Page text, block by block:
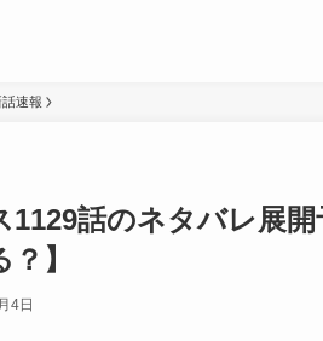
速報
1129話のネタバレ展
】
4日